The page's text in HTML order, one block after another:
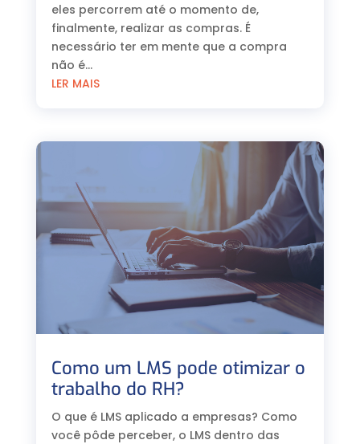
eles percorrem até o momento de,
finalmente, realizar as compras. É
necessário ter em mente que a compra
não é...
LER MAIS
Como um LMS pode otimizar o
trabalho do RH?
O que é LMS aplicado a empresas? Como
você pôde perceber, o LMS dentro das